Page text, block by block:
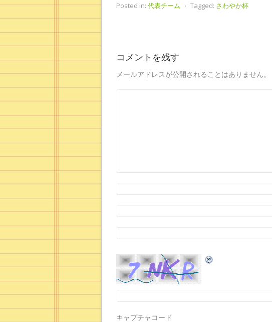
Posted in: 代表チーム ⋅ Tagged: さわやか杯
コメントを残す
メールアドレスが公開されることはありません。
キャプチャコード